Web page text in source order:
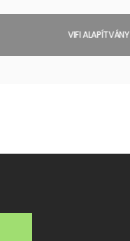
VIFI ALAPÍTVÁNY